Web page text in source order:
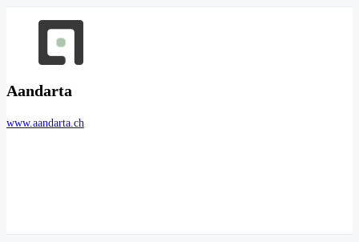
Aandarta
www.aandarta.ch